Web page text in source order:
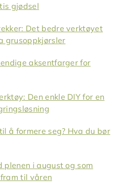
gjødsel
Det bedre verktøyet
grusoppkjørsler
aksentfarger for
Den enkle DIY for en
å formere seg? Hva du bør
plenen i august og som
til våren